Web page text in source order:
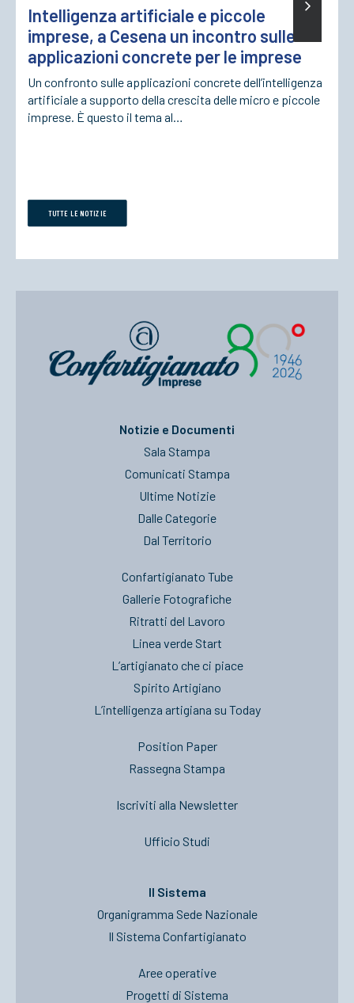
Intelligenza artificiale e piccole
imprese, a Cesena un incontro sulle
applicazioni concrete per le imprese
Un confronto sulle applicazioni concrete dell’intelligenza
artificiale a supporto della crescita delle micro e piccole
imprese. È questo il tema al…
TUTTE LE NOTIZIE
Notizie e Documenti
Sala Stampa
Comunicati Stampa
Ultime Notizie
Dalle Categorie
Dal Territorio
Confartigianato Tube
Gallerie Fotografiche
Ritratti del Lavoro
Linea verde Start
L’artigianato che ci piace
Spirito Artigiano
L’intelligenza artigiana su Today
Position Paper
Rassegna Stampa
Iscriviti alla Newsletter
Ufficio Studi
Il Sistema
Organigramma Sede Nazionale
Il Sistema Confartigianato
Aree operative
Progetti di Sistema